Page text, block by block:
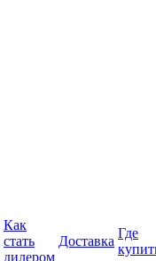
Как
стать
дилером
Доставка
Где